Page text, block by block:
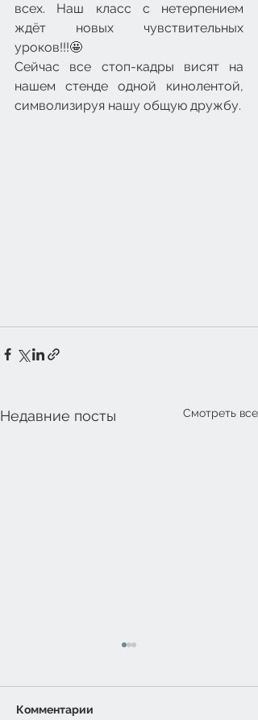
всех. Наш класс с нетерпением
ждёт новых чувствительных
уроков!!!🤩
Сейчас все стоп-кадры висят на
нашем стенде одной кинолентой,
символизируя нашу общую дружбу.
Недавние посты Смотреть все
Комментарии